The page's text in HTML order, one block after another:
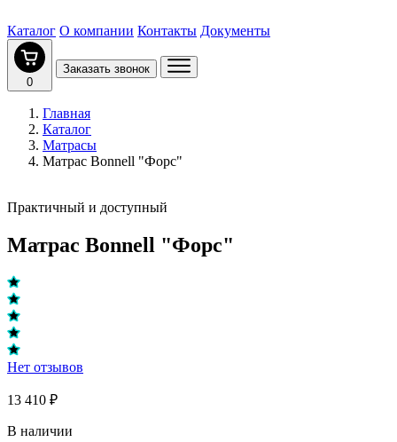
Каталог О компании Контакты Документы
0
Заказать звонок
Главная
Каталог
Матрасы
Матрас Bonnell "Форс"
Практичный и доступный
Матрас Bonnell "Форс"
Нет отзывов
13 410 ₽
В наличии